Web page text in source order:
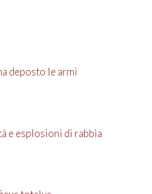
deposto le armi
e esplosioni di rabbia